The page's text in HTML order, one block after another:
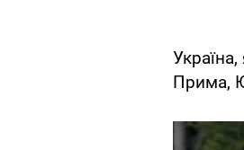
Прима,